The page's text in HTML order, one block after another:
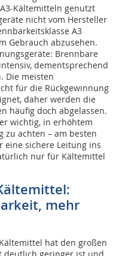
Kältemitteln genutzt
nicht vom Hersteller
A3
Gebrauch abzusehen.
Brennbare
dementsprechend
Die meisten
für die Rückgewinnung
daher werden die
häufig doch abgelassen.
wichtig, in erhöhtem
zu achten – am besten
eine sichere Leitung ins
nur für Kältemittel
mehr
hat den großen